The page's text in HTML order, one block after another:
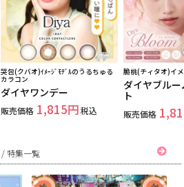
哭包(クバオ)ｲﾒｰｼﾞﾓﾃﾞﾙのうるちゅる
カラコン
ダイヤワンデー
販売価格 1,815 税込
脆桃(チィタオ)イ
ダイヤブル
ト
販売価格
/特集一覧